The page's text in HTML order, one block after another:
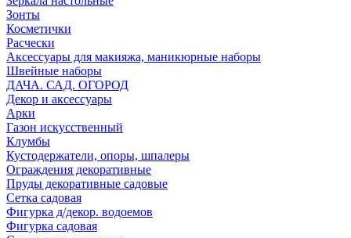
Зонты
Косметички
Расчески
Аксессуары для макияжа, маникюрные наборы
Швейные наборы
ДАЧА. САД. ОГОРОД
Декор и аксессуары
Арки
Газон искусственный
Клумбы
Кустодержатели, опоры, шпалеры
Ограждения декоративные
Пруды декоративные садовые
Сетка садовая
Фигурка д/декор. водоемов
Фигурка садовая